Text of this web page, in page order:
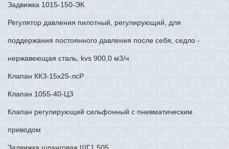
Задвижка 1015-150-ЭК
Регулятор давления пилотный, регулирующий, для
поддержания постоянного давления после себя, седло -
нержавеющая сталь, kvs 900,0 м3/ч
Клапан ККЗ-15х25-лсР
Клапан 1055-40-ЦЗ
Клапан регулирующий сильфонный с пневматическим
приводом